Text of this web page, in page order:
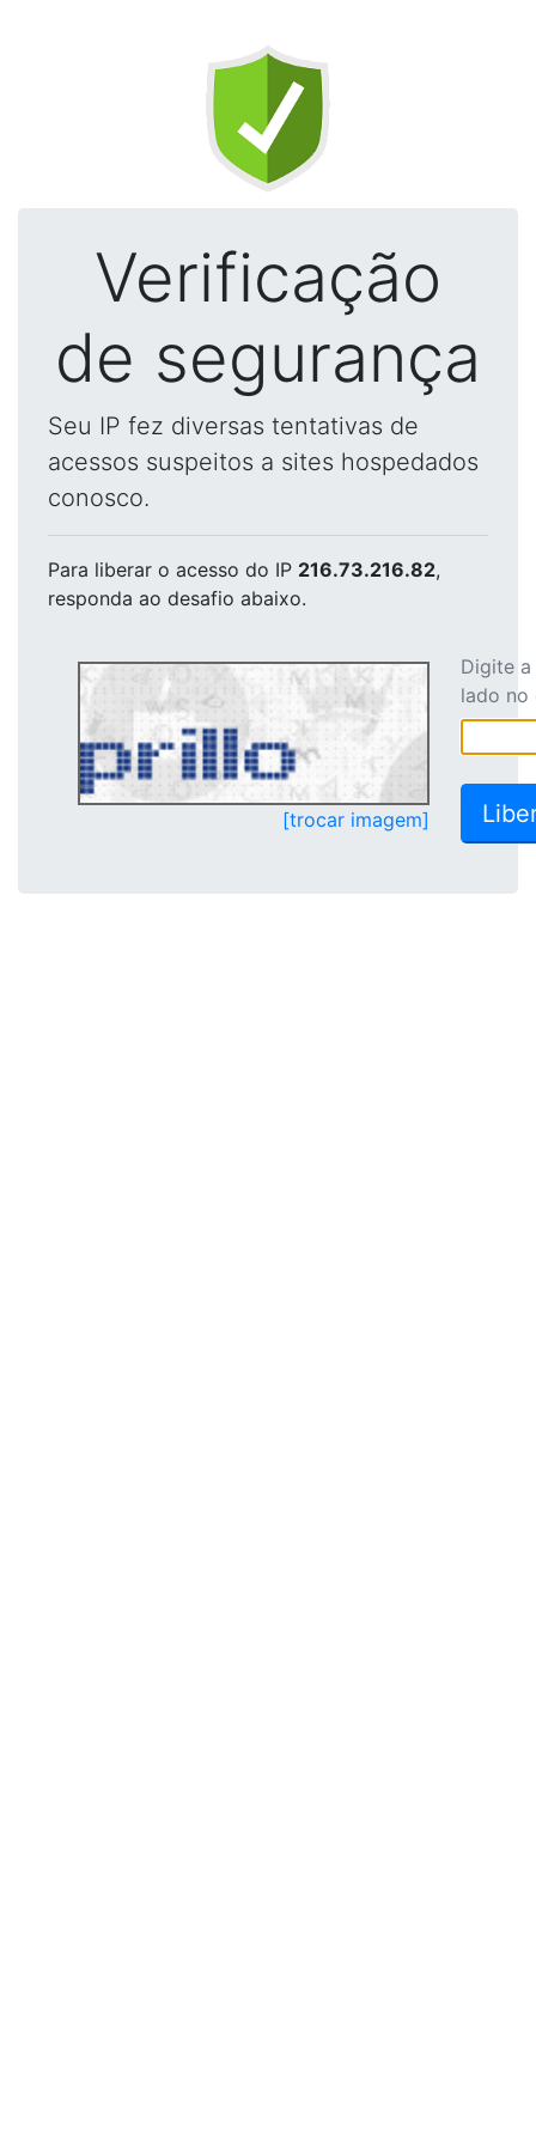
Verificação
de segurança
Seu IP fez diversas tentativas de
acessos suspeitos a sites hospedados
conosco.
Para liberar o acesso do IP 216.73.216.82,
responda ao desafio abaixo.
[trocar imagem]
Digite
lado no